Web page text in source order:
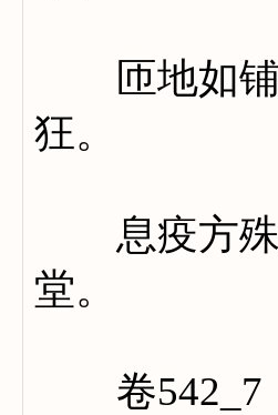
匝地如铺
狂。
息疫方殊
堂。
卷542_7